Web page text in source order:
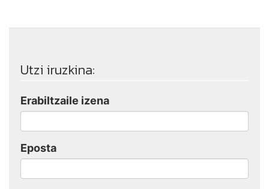
Utzi iruzkina:
Erabiltzaile izena
Eposta